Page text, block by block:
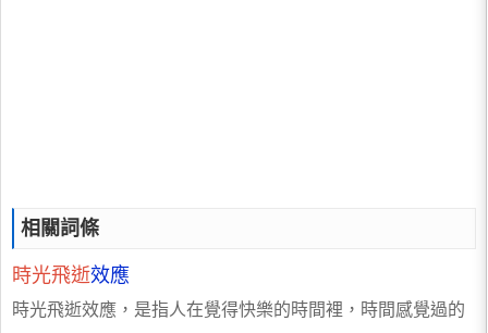
相關詞條
時光飛逝效應
時光飛逝效應，是指人在覺得快樂的時間裡，時間感覺過的